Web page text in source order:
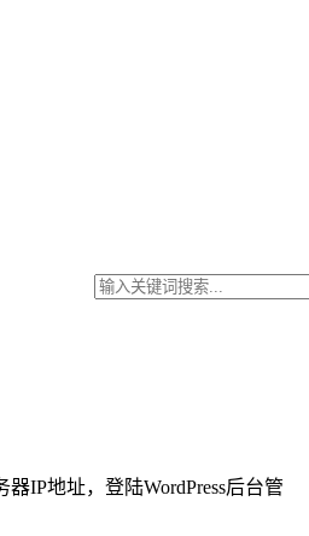
IP地址，登陆WordPress后台管